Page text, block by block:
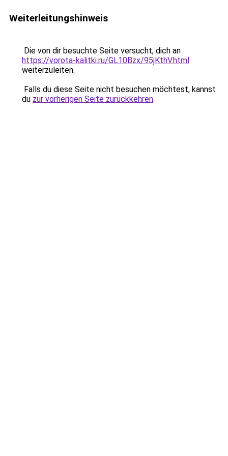
Weiterleitungshinweis
Die von dir besuchte Seite versucht, dich an
https://vorota-kalitki.ru/GL10Bzx/95jKthV.html
weiterzuleiten.
Falls du diese Seite nicht besuchen möchtest, kannst
du zur vorherigen Seite zurückkehren.